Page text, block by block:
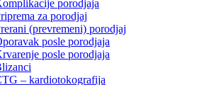
porodjaja
za porodjaj
(prevremeni) porodjaj
posle porodjaja
posle porodjaja
– kardiotokografija